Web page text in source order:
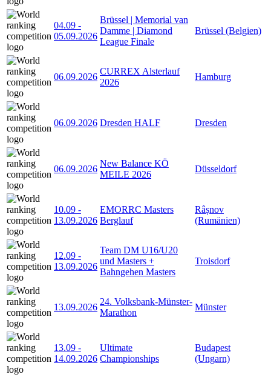
04.09 -
05.09.2026
Brüssel | Memorial van
Damme | Diamond
League Finale
Brüssel (Belgien)
06.09.2026
CURREX Alsterlauf
2026
Hamburg
06.09.2026 Dresden HALF Dresden
06.09.2026
New Balance KÖ
MEILE 2026
Düsseldorf
10.09 -
13.09.2026
EMORRC Masters
Berglauf
Râșnov
(Rumänien)
12.09 -
13.09.2026
Team DM U16/U20
und Masters +
Bahngehen Masters
Troisdorf
13.09.2026
24. Volksbank-Münster-
Marathon
Münster
13.09 -
14.09.2026
Ultimate
Championships
Budapest
(Ungarn)